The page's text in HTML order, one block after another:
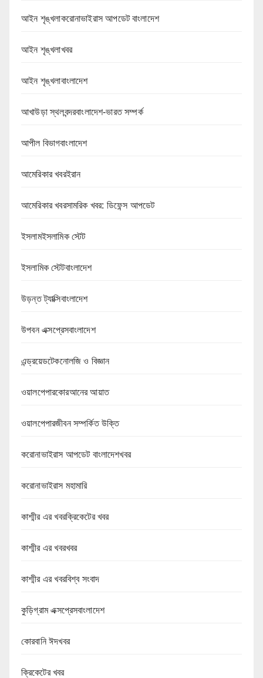
আইন শৃঙ্খলাকরোনাভাইরাস আপডেট বাংলাদেশ
আইন শৃঙ্খলাখবর
আইন শৃঙ্খলাবাংলাদেশ
আখাউড়া স্থলবন্দরবাংলাদেশ-ভারত সম্পর্ক
আপীল বিভাগবাংলাদেশ
আমেরিকার খবরইরান
আমেরিকার খবরসামরিক খবর: ডিফেন্স আপডেট
ইসলামইসলামিক স্টেট
ইসলামিক স্টেটবাংলাদেশ
উড়ন্ত ট্যাক্সিবাংলাদেশ
উপবন এক্সপ্রেসবাংলাদেশ
এন্ড্রয়েডটেকনোলজি ও বিজ্ঞান
ওয়ালপেপারকোরআনের আয়াত
ওয়ালপেপারজীবন সম্পর্কিত উক্তি
করোনাভাইরাস আপডেট বাংলাদেশখবর
করোনাভাইরাস মহামারি
কাশ্মীর এর খবরক্রিকেটের খবর
কাশ্মীর এর খবরখবর
কাশ্মীর এর খবরবিশ্ব সংবাদ
কুড়িগ্রাম এক্সপ্রেসবাংলাদেশ
কোরবানি ঈদখবর
ক্রিকেটের খবর